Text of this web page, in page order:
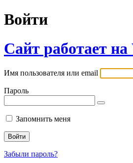
Войти
Сайт работает на
Имя пользователя или email
Пароль
Запомнить меня
Забыли пароль?